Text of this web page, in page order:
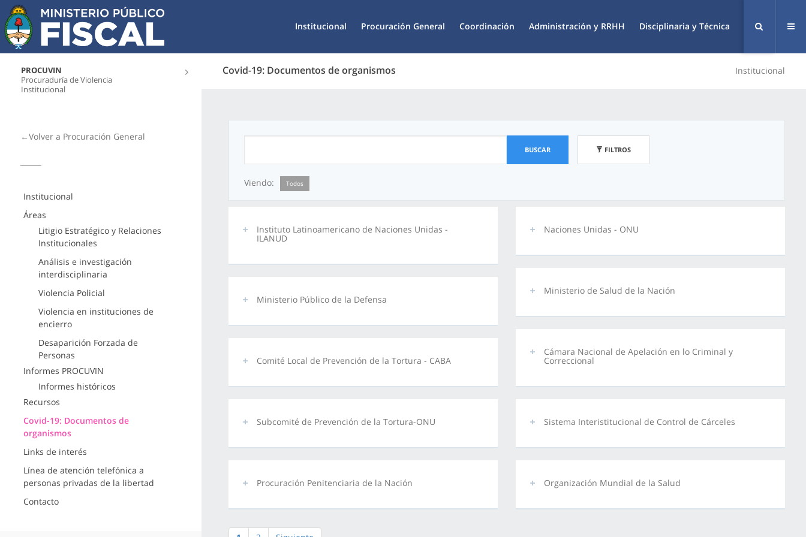
Institucional Procuración General Coordinación Administración y RRHH Disciplinaria y Técnica
PROCUVIN
Procuraduría de Violencia
Institucional
Covid-19: Documentos de organismos Institucional
←Volver a Procuración General
Institucional
Áreas
Litigio Estratégico y Relaciones
Institucionales
Análisis e investigación
interdisciplinaria
Violencia Policial
Violencia en instituciones de
encierro
Desaparición Forzada de
Personas
Informes PROCUVIN
Informes históricos
Recursos
Covid-19: Documentos de
organismos
Links de interés
Línea de atención telefónica a
personas privadas de la libertad
Contacto
BUSCAR FILTROS
Viendo: Todos
Instituto Latinoamericano de Naciones Unidas -
ILANUD
Naciones Unidas - ONU
Ministerio de Salud de la Nación
Ministerio Público de la Defensa
Cámara Nacional de Apelación en lo Criminal y
Correccional
Comité Local de Prevención de la Tortura - CABA
Subcomité de Prevención de la Tortura-ONU Sistema Interistitucional de Control de Cárceles
Procuración Penitenciaria de la Nación Organización Mundial de la Salud